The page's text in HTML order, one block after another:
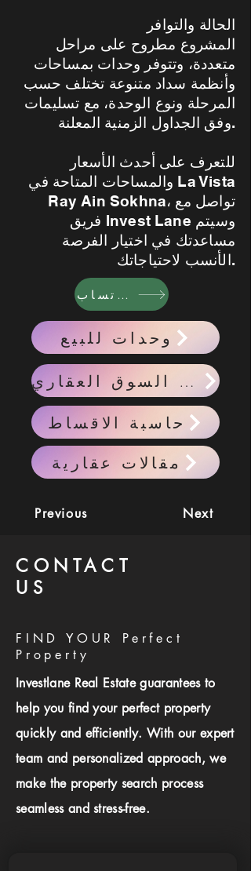
الحالة والتوافر
المشروع مطروح على مراحل
متعددة، وتتوفر وحدات بمساحات
وأنظمة سداد متنوعة تختلف حسب
المرحلة ونوع الوحدة، مع تسليمات
وفق الجداول الزمنية المعلنة.
للتعرف على أحدث الأسعار
والمساحات المتاحة في La Vista
Ray Ain Sokhna، تواصل مع
فريق Invest Lane وسيتم
مساعدتك في اختيار الفرصة
الأنسب لاحتياجاتك.
واتساب
وحدات للبيع
احدث اخبار السوق العقاري
حاسبة الاقساط
مقالات عقارية
Previous Next
CONTACT
US
FIND YOUR Perfect
Property
Investlane Real Estate guarantees to
help you find your perfect property
quickly and efficiently. With our expert
team and personalized approach, we
make the property search process
seamless and stress-free.